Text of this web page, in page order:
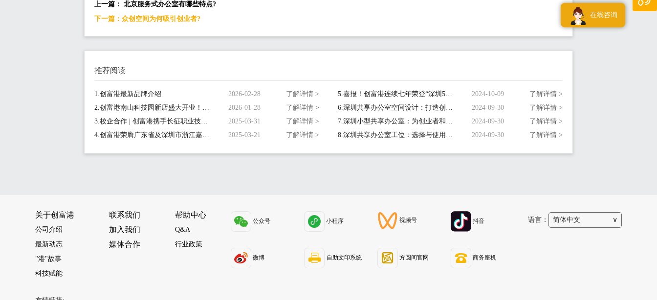
上一篇： 北京服务式办公室有哪些特点?
下一篇：众创空间为何吸引创业者?
推荐阅读
1.创富港最新品牌介绍 2026-02-28
了解详情 >
2.创富港南山科技园新店盛大开业！坐拥金融科技核心区，1-15人间1180元/月起
2026-01-28
了解详情 >
3.校企合作 | 创富港携手长征职业技术学院正式启动《新媒体营销实战营》项目
2025-03-31
了解详情 >
4.创富港荣膺广东省及深圳市浙江嘉兴商会会员单位，共筑创业生态圈
2025-03-21 了解详情 >
5.喜报！创富港连续七年荣登“深圳500强企业”榜单！ 2024-10-09
了解详情 >
6.深圳共享办公室空间设计：打造创新协作的办公空间
2024-09-30
了解详情 >
7.深圳小型共享办公室：为创业者和小型企业量身定制
2024-09-30
了解详情 >
8.深圳共享办公室工位：选择与使用指南
2024-09-30 了解详情 >
关于创富港
公司介绍
最新动态
"港"故事
科技赋能
联系我们
加入我们
媒体合作
帮助中心
Q&A
行业政策
公众号 小程序 视频号 抖音
微博 自助文印系统 方圆间官网 商务座机
语言： 简体中文 ∨
在线咨询